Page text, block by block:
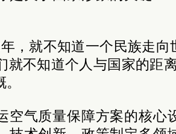
，就不知道一个民族走
就不知道个人与国家的距
空气质量保障方案的核心